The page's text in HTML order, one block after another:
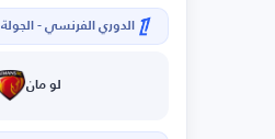
الدوري الفرنسي - الجولة 1 - مباراة الذهاب
لو مان